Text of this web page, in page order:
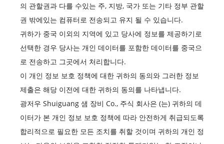
의 관할권과 다를 수있는 주, 지방, 국가 또는 기타 정부 관할
권 밖에있는 컴퓨터로 전송되고 유지 될 수 있습니다.
귀하가 중국 이외의 지역에 있고 당사에 정보를 제공하기로
선택한 경우 당사는 개인 데이터를 포함한 데이터를 중국으
로 전송하고 그곳에서 처리합니다.
이 개인 정보 보호 정책에 대한 귀하의 동의와 그러한 정보
제출은 해당 이전에 대한 귀하의 동의를 나타냅니다.
광저우 Shuiguang 샘 장비 Co., 주식 회사은 (는) 귀하의 데
이터가 본 개인 정보 보호 정책에 따라 안전하게 취급되도록
합리적으로 필요한 모든 조치를 취할 것이며 귀하의 개인 정